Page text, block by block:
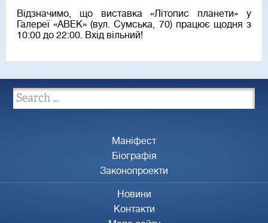
Відзначимо, що виставка «Літопис планети» у
Галереї «АВЕК» (вул. Сумська, 70) працює щодня з
10:00 до 22:00. Вхід вільний!
Маніфест
Біографія
Законопроекти
Новини
Контакти